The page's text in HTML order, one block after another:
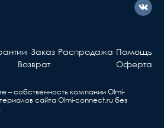
Заказ Распродажа Помощь
Возврат Оферта
– собственность компании Olmi-
сайта Olmi-connect.ru без